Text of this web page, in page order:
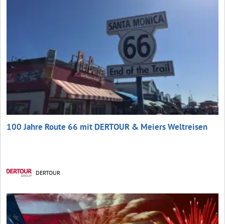
100 Jahre Route 66 mit DERTOUR & Meiers Weltreisen
DERTOUR